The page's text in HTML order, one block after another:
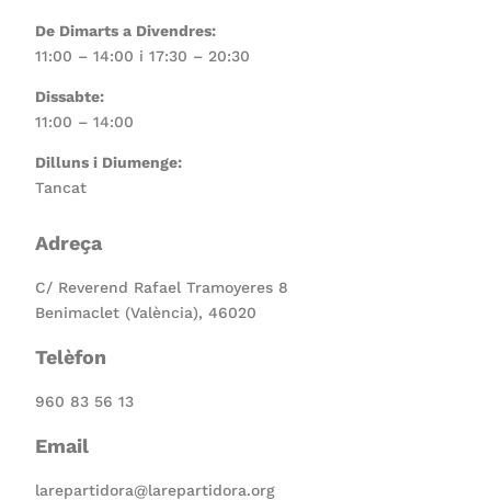
De Dimarts a Divendres:
11:00 – 14:00 i 17:30 – 20:30
Dissabte:
11:00 – 14:00
Dilluns i Diumenge:
Tancat
Adreça
C/ Reverend Rafael Tramoyeres 8
Benimaclet (València), 46020
Telèfon
960 83 56 13
Email
larepartidora@larepartidora.org